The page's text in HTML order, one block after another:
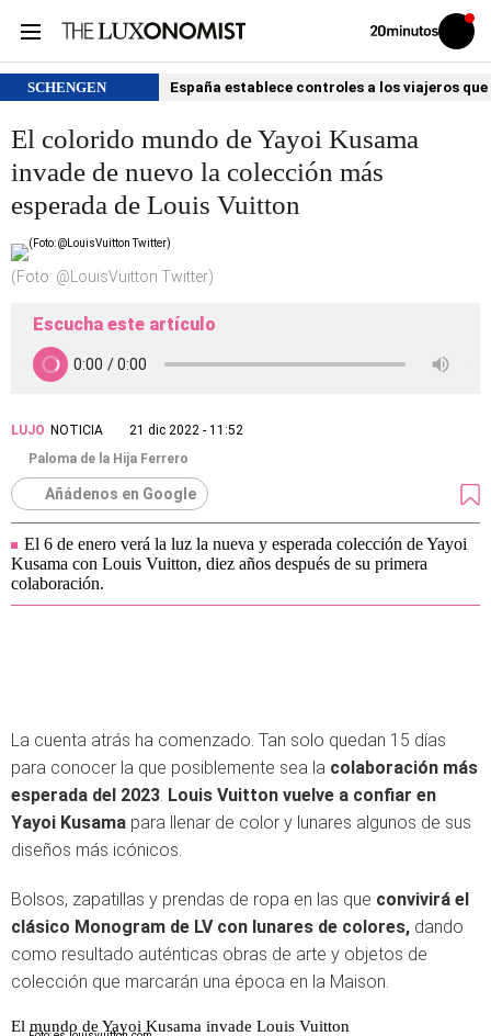
Volver
Iniciar
sesión
SCHENGEN España establece controles a los viajeros
El colorido mundo de Yayoi Kusama
invade de nuevo la colección más
esperada de Louis Vuitton
(Foto: @LouisVuitton Twitter)
Escucha este artículo
LUJO NOTICIA
21 dic 2022 - 11:52
Paloma de la Hija Ferrero
Añádenos en Google
El 6 de enero verá la luz la nueva y esperada colección de Yayoi
Kusama con Louis Vuitton, diez años después de su primera
colaboración.
La cuenta atrás ha comenzado. Tan solo quedan 15 días
para conocer la que posiblemente sea la colaboración más
esperada del 2023. Louis Vuitton vuelve a confiar en
Yayoi Kusama para llenar de color y lunares algunos de sus
diseños más icónicos.
Bolsos, zapatillas y prendas de ropa en las que convivirá el
clásico Monogram de LV con lunares de colores, dando
como resultado auténticas obras de arte y objetos de
colección que marcarán una época en la Maison.
El mundo de Yayoi Kusama invade Louis Vuitton